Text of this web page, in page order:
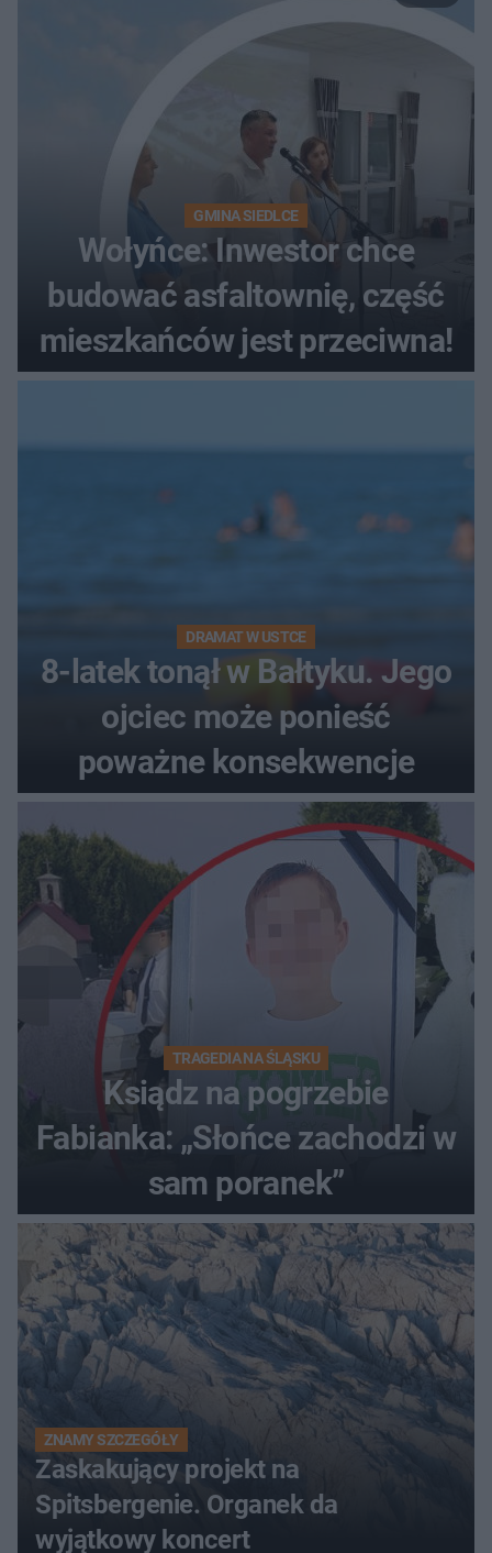
GMINA SIEDLCE
Wołyńce: Inwestor chce
budować asfaltownię, część
mieszkańców jest przeciwna!
DRAMAT W USTCE
8-latek tonął w Bałtyku. Jego
ojciec może ponieść
poważne konsekwencje
TRAGEDIA NA ŚLĄSKU
Ksiądz na pogrzebie
Fabianka: „Słońce zachodzi w
sam poranek”
ZNAMY SZCZEGÓŁY
Zaskakujący projekt na
Spitsbergenie. Organek da
wyjątkowy koncert